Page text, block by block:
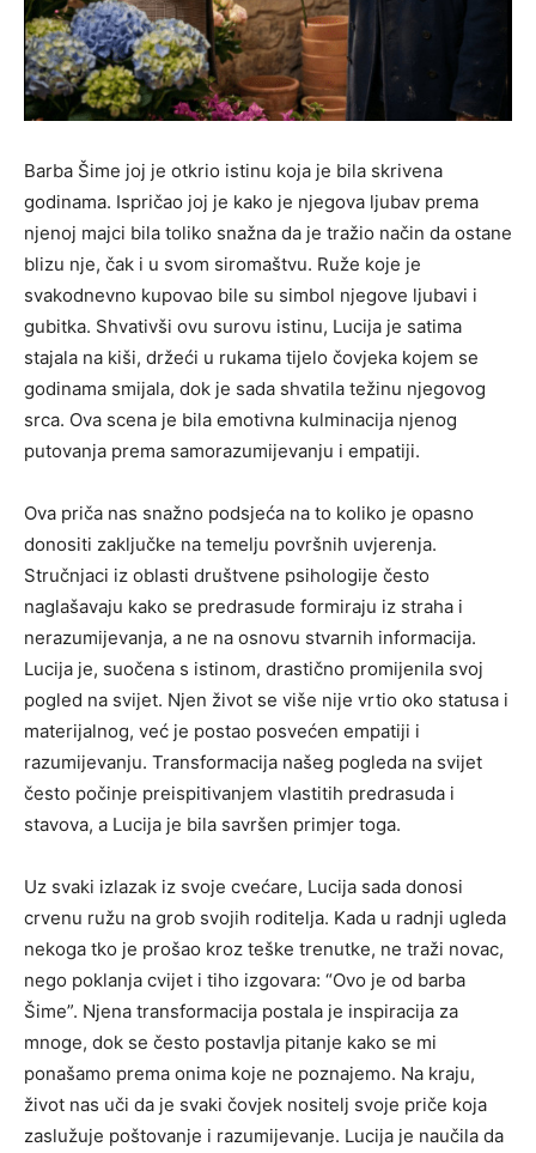
Barba Šime joj je otkrio istinu koja je bila skrivena
godinama. Ispričao joj je kako je njegova ljubav prema
njenoj majci bila toliko snažna da je tražio način da ostane
blizu nje, čak i u svom siromaštvu. Ruže koje je
svakodnevno kupovao bile su simbol njegove ljubavi i
gubitka. Shvativši ovu surovu istinu, Lucija je satima
stajala na kiši, držeći u rukama tijelo čovjeka kojem se
godinama smijala, dok je sada shvatila težinu njegovog
srca. Ova scena je bila emotivna kulminacija njenog
putovanja prema samorazumijevanju i empatiji.
Ova priča nas snažno podsjeća na to koliko je opasno
donositi zaključke na temelju površnih uvjerenja.
Stručnjaci iz oblasti društvene psihologije često
naglašavaju kako se predrasude formiraju iz straha i
nerazumijevanja, a ne na osnovu stvarnih informacija.
Lucija je, suočena s istinom, drastično promijenila svoj
pogled na svijet. Njen život se više nije vrtio oko statusa i
materijalnog, već je postao posvećen empatiji i
razumijevanju. Transformacija našeg pogleda na svijet
često počinje preispitivanjem vlastitih predrasuda i
stavova, a Lucija je bila savršen primjer toga.
Uz svaki izlazak iz svoje cvećare, Lucija sada donosi
crvenu ružu na grob svojih roditelja. Kada u radnji ugleda
nekoga tko je prošao kroz teške trenutke, ne traži novac,
nego poklanja cvijet i tiho izgovara: “Ovo je od barba
Šime”. Njena transformacija postala je inspiracija za
mnoge, dok se često postavlja pitanje kako se mi
ponašamo prema onima koje ne poznajemo. Na kraju,
život nas uči da je svaki čovjek nositelj svoje priče koja
zaslužuje poštovanje i razumijevanje. Lucija je naučila da